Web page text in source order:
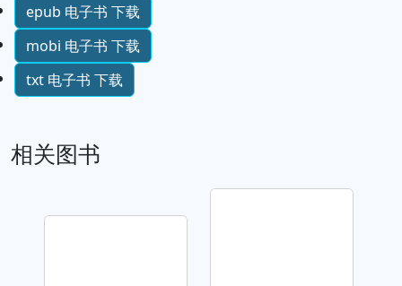
epub 电子书 下载
mobi 电子书 下载
txt 电子书 下载
相关图书